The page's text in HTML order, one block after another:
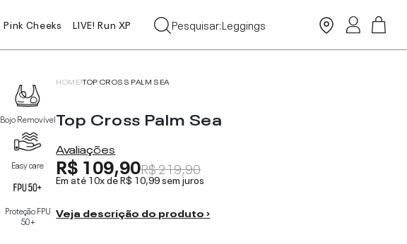
Pink Cheeks LIVE! Run XP
Pesquisar:Leggings
Bojo Removível
Easy care
Proteção FPU
50+
HOME TOP CROSS PALM SEA
Top Cross Palm Sea
Avaliações
R$ 109,90R$ 219,90
Em até 10x deR$ 10,99sem juros
Veja descrição do produto ›